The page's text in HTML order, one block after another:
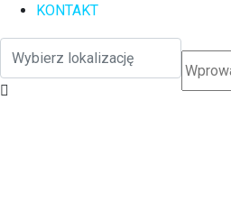
KONTAKT